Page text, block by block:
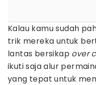
Kalau kamu sudah
trik mereka untuk
lantas bersikap over
ikuti saja alur
yang tepat untuk